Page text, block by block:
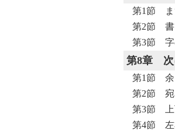
第1節 ま
第2節 書
第3節 字
第8章
第1節 余
第2節 宛
第3節 上
第4節 左